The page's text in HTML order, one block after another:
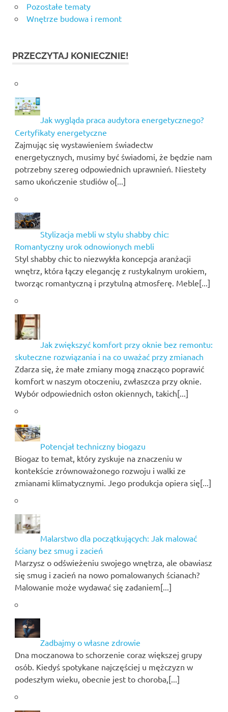
Pozostałe tematy
Wnętrze budowa i remont
PRZECZYTAJ KONIECZNIE!
Jak wygląda praca audytora energetycznego?
Certyfikaty energetyczne
Zajmując się wystawieniem świadectw
energetycznych, musimy być świadomi, że będzie nam
potrzebny szereg odpowiednich uprawnień. Niestety
samo ukończenie studiów o[...]
Stylizacja mebli w stylu shabby chic:
Romantyczny urok odnowionych mebli
Styl shabby chic to niezwykła koncepcja aranżacji
wnętrz, która łączy elegancję z rustykalnym urokiem,
tworząc romantyczną i przytulną atmosferę. Meble[...]
Jak zwiększyć komfort przy oknie bez remontu:
skuteczne rozwiązania i na co uważać przy zmianach
Zdarza się, że małe zmiany mogą znacząco poprawić
komfort w naszym otoczeniu, zwłaszcza przy oknie.
Wybór odpowiednich osłon okiennych, takich[...]
Potencjał techniczny biogazu
Biogaz to temat, który zyskuje na znaczeniu w
kontekście zrównoważonego rozwoju i walki ze
zmianami klimatycznymi. Jego produkcja opiera się[...]
Malarstwo dla początkujących: Jak malować
ściany bez smug i zacień
Marzysz o odświeżeniu swojego wnętrza, ale obawiasz
się smug i zacień na nowo pomalowanych ścianach?
Malowanie może wydawać się zadaniem[...]
Zadbajmy o własne zdrowie
Dna moczanowa to schorzenie coraz większej grupy
osób. Kiedyś spotykane najczęściej u mężczyzn w
podeszłym wieku, obecnie jest to choroba,[...]